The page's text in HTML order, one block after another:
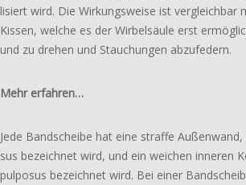
li­siert wird. Die Wirkungs­­weise ist vergleich­bar
Kissen, welche es der Wirbel­­säule erst
und zu drehen und Stauchungen abzufedern.
Mehr erfahren…
Jede Bandscheibe hat eine straffe
sus bezeich­net wird, und ein weichen inneren
pulpo­sus bezeich­net wird. Bei einer